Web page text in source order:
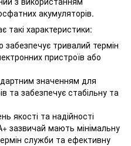
акумуляторів.
такі характеристики:
тривалий термін
пристроїв або
значенням для
та забезпечує стабільну та
якості та надійності
зазвичай мають мінімальну
служби та ефективну